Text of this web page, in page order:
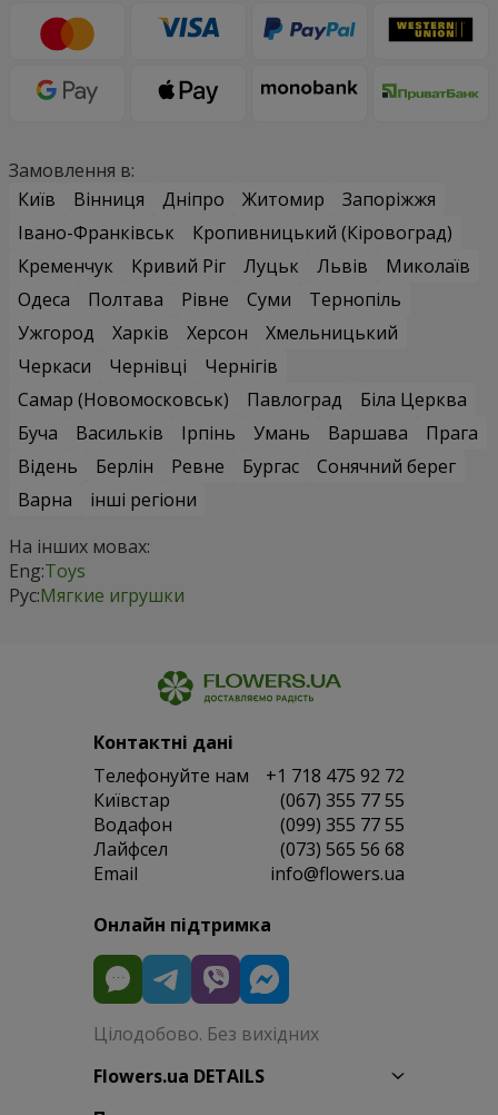
Замовлення в:
Київ
Вінниця Дніпро Житомир
Запоріжжя
Івано-Франківськ
Кропивницький (Кіровоград)
Кременчук
Кривий Ріг Луцьк Львів
Миколаїв
Одеса
Полтава Рівне Суми
Тернопіль
Ужгород
Харків Херсон
Хмельницький
Черкаси
Чернівці
Чернігів
Самар (Новомосковськ)
Павлоград
Біла Церква
Буча
Васильків Ірпінь Умань Варшава
Прага
Відень
Берлін Ревне Бургас
Сонячний берег
Варна
інші регіони
На інших мовах:
Eng:Toys
Рус:Мягкие игрушки
Контактні дані
Телефонуйте нам
+1 718 475 92 72
Київстар
(067) 355 77 55
Водафон
(099) 355 77 55
Лайфсел
(073) 565 56 68
Email
info@flowers.ua
Онлайн підтримка
Цілодобово. Без вихідних
Flowers.ua DETAILS